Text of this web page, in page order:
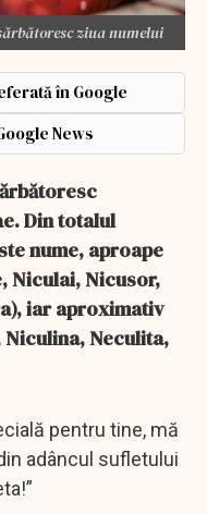
ziua numelui
în Google
News
Din totalul
nume, aproape
Niculai, Nicusor,
iar aproximativ
Neculita,
pentru tine, mă
adâncul sufletului